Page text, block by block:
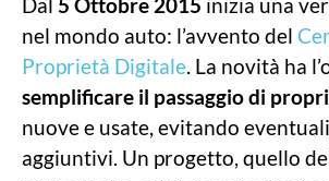
Dal 5 Ottobre 2015 inizia una
nel mondo auto: l’avvento del
Proprietà Digitale. La novità ha
semplificare il passaggio di
nuove e usate, evitando
aggiuntivi. Un progetto, quello